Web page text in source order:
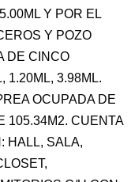
Y POR EL
Y POZO
DE CINCO
1.20ML, 3.98ML.
OCUPADA DE
105.34M2. CUENTA
HALL, SALA,